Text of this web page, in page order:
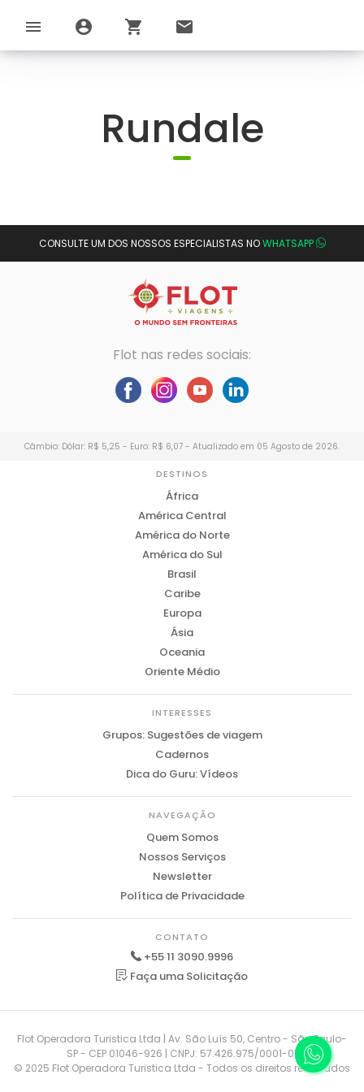
menu account_circle shopping_cart email
Rundale
CONSULTE UM DOS NOSSOS ESPECIALISTAS NOWHATSAPP
Flot nas redes sociais:
Câmbio: Dólar: R$ 5,25 - Euro: R$ 6,07 - Atualizado em 05 Agosto de 2026.
DESTINOS
África
América Central
América do Norte
América do Sul
Brasil
Caribe
Europa
Ásia
Oceania
Oriente Médio
INTERESSES
Grupos: Sugestões de viagem
Cadernos
Dica do Guru: Vídeos
NAVEGAÇÃO
Quem Somos
Nossos Serviços
Newsletter
Política de Privacidade
CONTATO
+55 11 3090.9996
Faça uma Solicitação
Flot Operadora Turistica Ltda | Av. São Luís 50, Centro - São Paulo-
SP - CEP 01046-926 | CNPJ: 57.426.975/0001-01
© 2025 Flot Operadora Turistica Ltda - Todos os direitos reservados